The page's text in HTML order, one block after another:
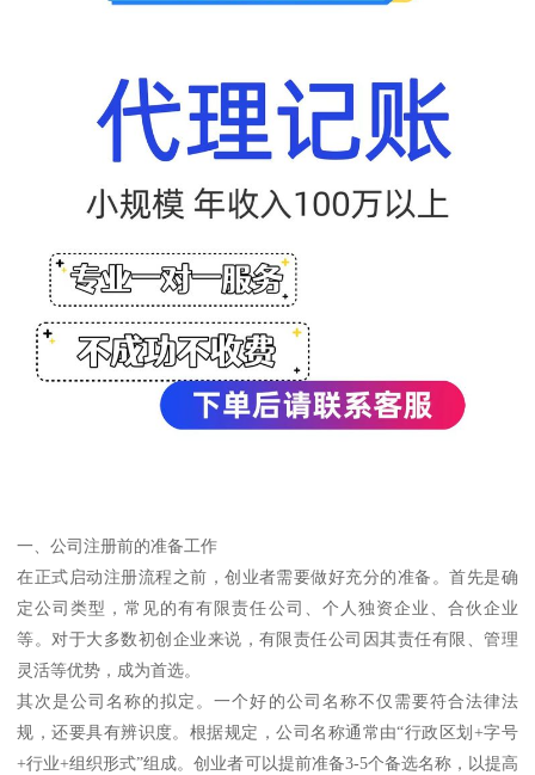
一、公司注册前的准备工作
在正式启动注册流程之前，创业者需要做好充分的准备。首先是确
定公司类型，常见的有有限责任公司、个人独资企业、合伙企业
等。对于大多数初创企业来说，有限责任公司因其责任有限、管理
灵活等优势，成为首选。
其次是公司名称的拟定。一个好的公司名称不仅需要符合法律法
规，还要具有辨识度。根据规定，公司名称通常由“行政区划+字号
+行业+组织形式”组成。创业者可以提前准备3-5个备选名称，以提高